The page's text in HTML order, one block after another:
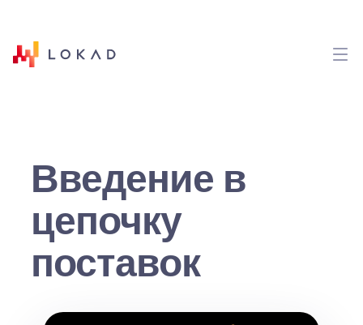
Введение в
цепочку
поставок